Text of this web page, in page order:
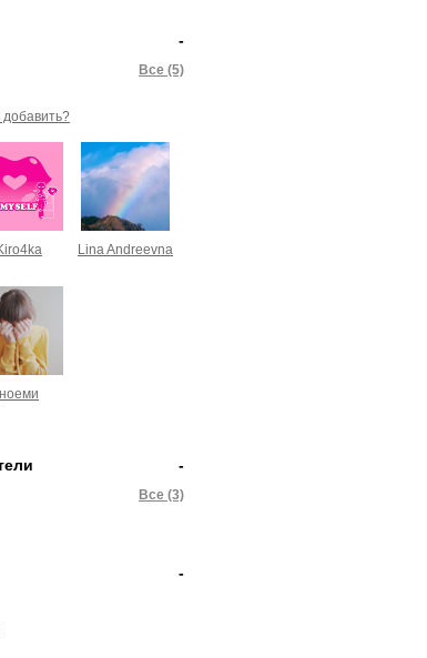
-
Все (5)
добавить?
Lina Andreevna
ноеми
-
Все (3)
-